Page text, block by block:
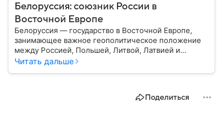
Белоруссия: союзник России в
Восточной Европе
Белоруссия — государство в Восточной Европе,
занимающее важное геополитическое положение
между Россией, Польшей, Литвой, Латвией и
Украиной. Несмотря на свою небольшую
Читать дальше
Поделиться